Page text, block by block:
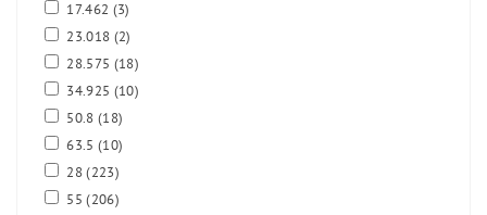
17.462 (3)
23.018 (2)
28.575 (18)
34.925 (10)
50.8 (18)
63.5 (10)
28(223)
55(206)